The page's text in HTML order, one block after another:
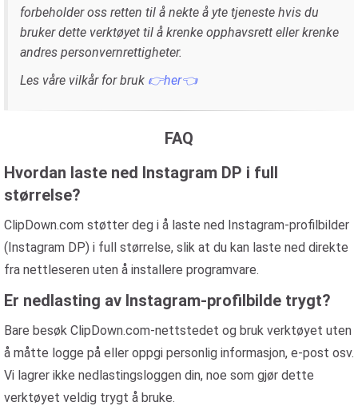
forbeholder oss retten til å nekte å yte tjeneste hvis du
bruker dette verktøyet til å krenke opphavsrett eller krenke
andres personvernrettigheter.
Les våre vilkår for bruk 👉her👈
FAQ
Hvordan laste ned Instagram DP i full
størrelse?
ClipDown.com støtter deg i å laste ned Instagram-profilbilder
(Instagram DP) i full størrelse, slik at du kan laste ned direkte
fra nettleseren uten å installere programvare.
Er nedlasting av Instagram-profilbilde trygt?
Bare besøk ClipDown.com-nettstedet og bruk verktøyet uten
å måtte logge på eller oppgi personlig informasjon, e-post osv.
Vi lagrer ikke nedlastingsloggen din, noe som gjør dette
verktøyet veldig trygt å bruke.